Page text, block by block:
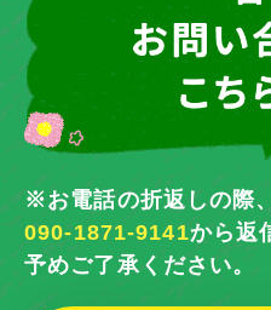
※お電話の折返しの際、
090-1871-9141から返
予めご了承ください。